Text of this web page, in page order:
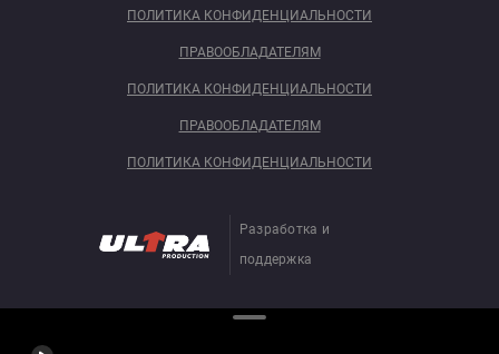
ПОЛИТИКА КОНФИДЕНЦИАЛЬНОСТИ
ПРАВООБЛАДАТЕЛЯМ
ПОЛИТИКА КОНФИДЕНЦИАЛЬНОСТИ
ПРАВООБЛАДАТЕЛЯМ
ПОЛИТИКА КОНФИДЕНЦИАЛЬНОСТИ
Разработка и
поддержка